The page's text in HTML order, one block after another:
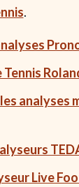
.
analyses
Live